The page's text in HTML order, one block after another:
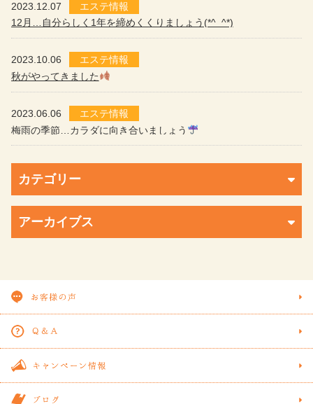
2023.12.07
エステ情報
12月…自分らしく1年を締めくくりましょう(*^_^*)
2023.10.06
エステ情報
秋がやってきました
2023.06.06
エステ情報
梅雨の季節…カラダに向き合いましょう
カテゴリー
アーカイブス